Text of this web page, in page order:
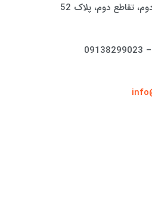
تقاطع دوم، پلاک 52